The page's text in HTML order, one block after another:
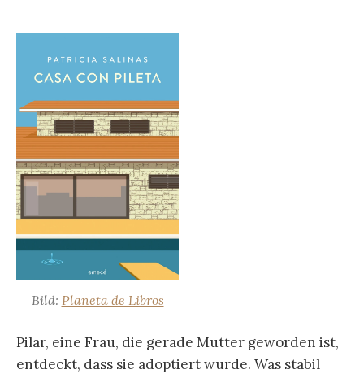
Bild: Planeta de Libros
Pilar, eine Frau, die gerade Mutter geworden ist,
entdeckt, dass sie adoptiert wurde. Was stabil